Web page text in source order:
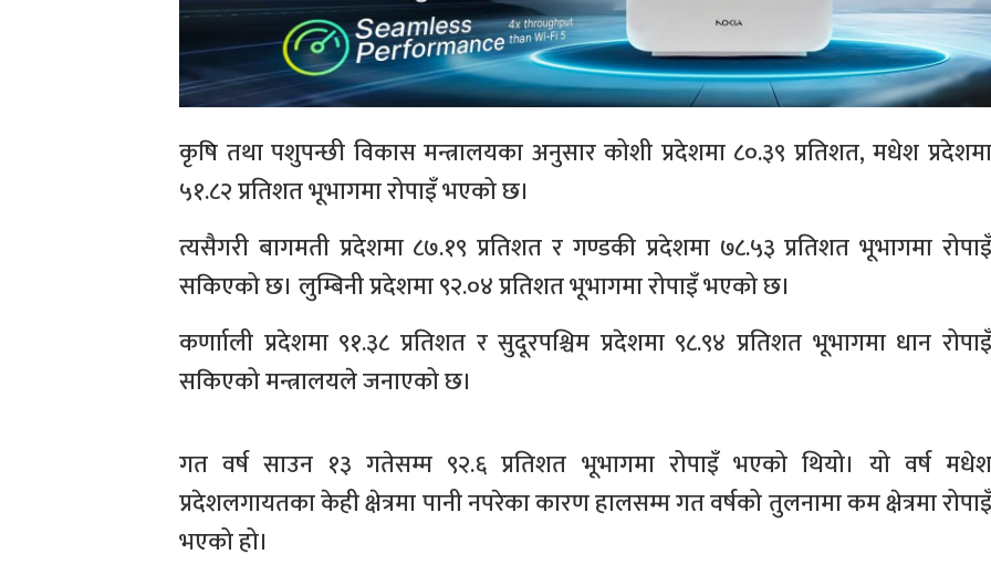
कृषि तथा पशुपन्छी विकास मन्त्रालयका अनुसार कोशी प्रदेशमा ८०.३९ प्रतिशत, मधेश प्रदेशमा
५१.८२ प्रतिशत भूभागमा रोपाइँ भएको छ।
त्यसैगरी बागमती प्रदेशमा ८७.१९ प्रतिशत र गण्डकी प्रदेशमा ७८.५३ प्रतिशत भूभागमा रोपाइँ
सकिएको छ। लुम्बिनी प्रदेशमा ९२.०४ प्रतिशत भूभागमा रोपाइँ भएको छ।
कर्णााली प्रदेशमा ९१.३८ प्रतिशत र सुदूरपश्चिम प्रदेशमा ९८.९४ प्रतिशत भूभागमा धान रोपाइँ
सकिएको मन्त्रालयले जनाएको छ।
गत वर्ष साउन १३ गतेसम्म ९२.६ प्रतिशत भूभागमा रोपाइँ भएको थियो। यो वर्ष मधेश
प्रदेशलगायतका केही क्षेत्रमा पानी नपरेका कारण हालसम्म गत वर्षको तुलनामा कम क्षेत्रमा रोपाइँ
भएको हो।